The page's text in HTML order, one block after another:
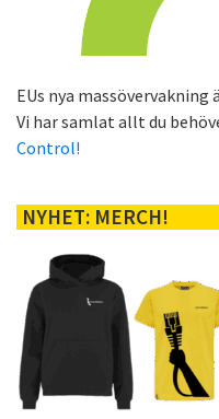
EUs nya
Vi har samlat allt du
Control!
NYHET: MERCH!